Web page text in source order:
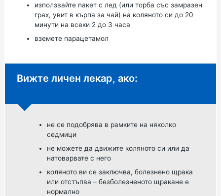
използвайте пакет с лед (или торба със замразен
грах, увит в кърпа за чай) на коляното си до 20
минути на всеки 2 до 3 часа
вземете парацетамол
Неспешен съвет:
Вижте личен лекар, ако:
не се подобрява в рамките на няколко
седмици
не можете да движите коляното си или да
натоварвате с него
коляното ви се заключва, болезнено щрака
или отстъпва – безболезненото щракане е
нормално